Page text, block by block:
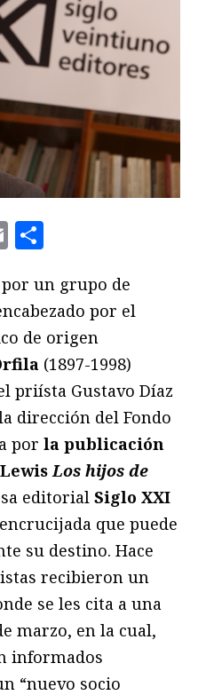
Email
un grupo de
por el
de origen
(1897-1998)
priísta Gustavo Díaz
dirección del Fondo
por la publicación
Los hijos de
editorial Siglo XXI
que puede
su destino. Hace
recibieron un
se les cita a una
marzo, en la cual,
informados
“nuevo socio